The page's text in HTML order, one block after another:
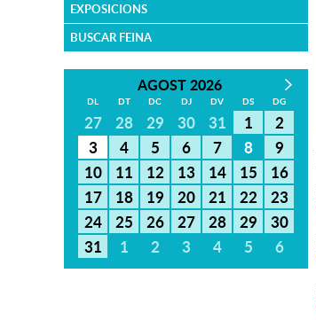
EXPOSICIONS
BUSCAR FEINA
AGOST 2026
DL DT DC DJ DV DS DG
27 28 29 30 31 1
2
3
4 5 6 7 8
9
10
11 12 13 14 15
16
17
18 19 20 21 22
23
24
25 26 27 28 29
30
31
1 2 3 4 5 6